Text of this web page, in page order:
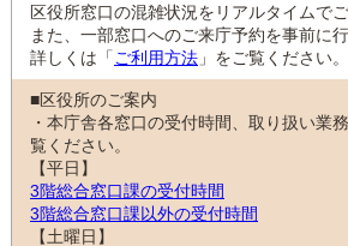
区役所窓口の混雑状況をリアルタイムで
また、一部窓口へのご来庁予約を事前に
詳しくは「 ご利用方法 」をご覧ください。
■区役所のご案内
・本庁舎各窓口の受付時間、取り扱い業
覧ください。
【平日】
3階総合窓口課の受付時間
3階総合窓口課以外の受付時間
【土曜日】